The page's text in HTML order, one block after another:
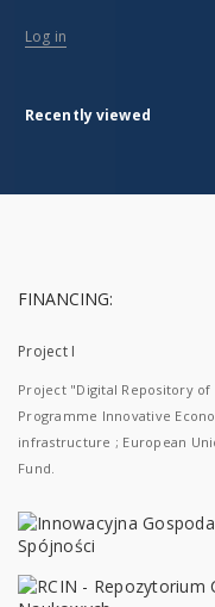
Log in
Recently viewed
FINANCING:
Project I
Project "Digital Repository
Programme Innovative
infrastructure ; European
Fund.